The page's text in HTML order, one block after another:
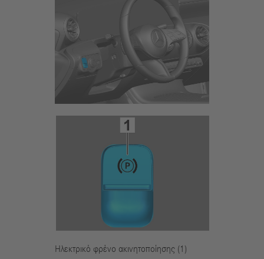
Ηλεκτρικό φρένο ακινητοποίησης (1)